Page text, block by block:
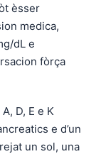
èsser
medica,
dL e
fòrça
D, E e K
e d’un
un sol, una